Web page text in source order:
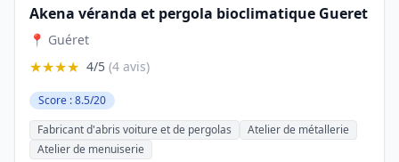
Akena véranda et pergola bioclimatique Gueret
📍 Guéret
★★★★ 4/5 (4 avis)
Score : 8.5/20
Fabricant d'abris voiture et de pergolas
Atelier de métallerie
Atelier de menuiserie